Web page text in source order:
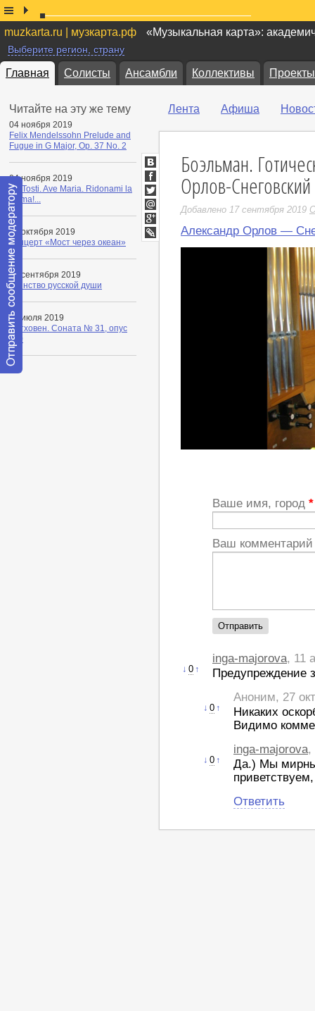
muzkarta.ru | музкарта.рф «Музыкальная карта»:
Выберите регион, страну
Главная Солисты Ансамбли Коллективы Проекты
Читайте на эту же тему
04 ноября 2019
Felix Mendelssohn Prelude and
Fugue in G Major, Op. 37 No. 2
04 ноября 2019
F.P.Tosti. Ave Maria. Ridonami la
calma!...
29 октября 2019
Концерт «Мост через океан»
13 сентября 2019
Таинство русской души
10 июля 2019
Бетховен. Соната № 31, опус
110
Лента Афиша
Боэльман.
Орлов-
Добавлено 17 сентября 2019
Александр Орлов —
ВКонтакте
Facebook
Twitter
Мой
Мир
Google+
LiveJournal
Ваше имя, город *
Ваш
↓ 0 ↑
inga-majorova, 11
Предупреждение
↓ 0 ↑
Аноним, 27
Никаких
Видимо
↓ 0 ↑
inga-majorova,
Да.) Мы
Ответить